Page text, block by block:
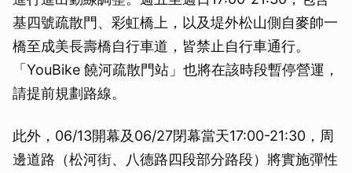
基四號疏散門、彩虹橋上，以及堤外松山側自麥帥一
橋至成美長壽橋自行車道，皆禁止自行車通行。
「YouBike 饒河疏散門站」也將在該時段暫停營運，
請提前規劃路線。
此外，06/13開幕及06/27閉幕當天17:00-21:30，周
邊道路（松河街、八德路四段部分路段）將實施彈性